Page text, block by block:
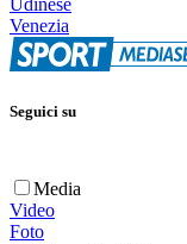
Udinese
Venezia
Seguici su
Media
Video
Foto